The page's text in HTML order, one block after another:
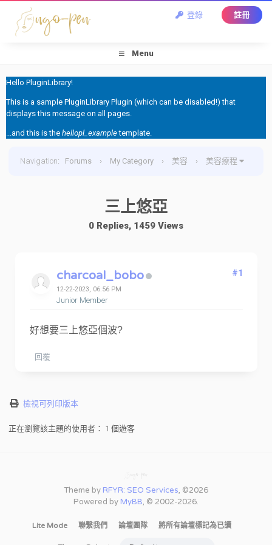
登錄 註冊
Menu
Hello PluginLibrary!
This is a sample PluginLibrary Plugin (which can be disabled!) that
displays this message on all pages.
...and this is the hellopl_exampletemplate.
Navigation: Forums › My Category › 美容 › 美容療程
三上悠亞
0 Replies, 1459 Views
charcoal_bobo
12-22-2023, 06:56 PM
Junior Member
#1
好想要三上悠亞個波?
回覆
檢視可列印版本
正在瀏覽該主題的使用者： 1 個遊客
Theme by RFYR: SEO Services, ©2026
Powered by MyBB, © 2002-2026.
Lite Mode 聯繫我們 論壇團隊 將所有論壇標記為已讀